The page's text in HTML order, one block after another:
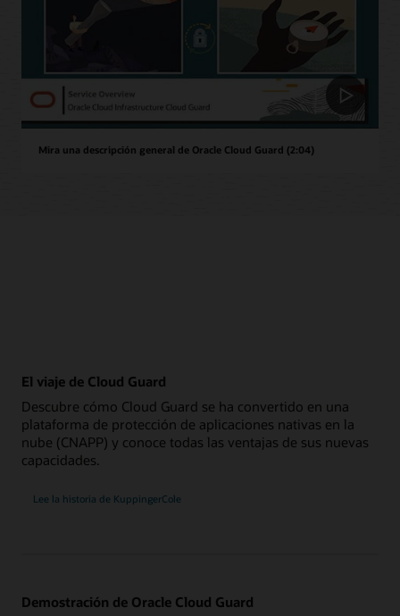
Mira una descripción general de Oracle Cloud Guard (2:04)
El viaje de Cloud Guard
Descubre cómo Cloud Guard se ha convertido en una
plataforma de protección de aplicaciones nativas en la
nube (CNAPP) y conoce todas las ventajas de sus nuevas
capacidades.
Lee la historia de KuppingerCole
Demostración de Oracle Cloud Guard